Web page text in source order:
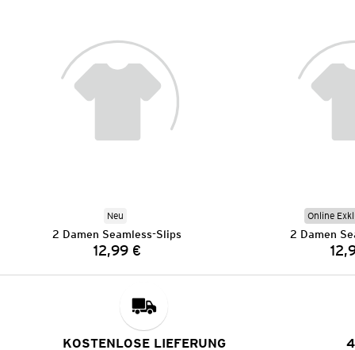
Neu
2 Damen Seamless-Slips
Preis:
12,99 €
Online
2 Damen
KOSTENLOSE LIEFERUNG